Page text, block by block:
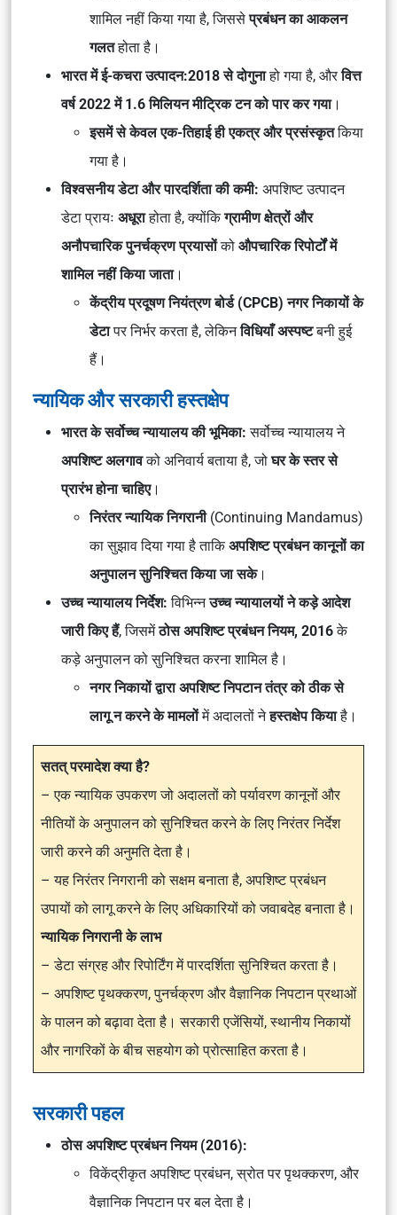
शामिल नहीं किया गया है, जिससेप्रबंधन का आकलन
गलतहोता है।
भारत में ई-कचरा उत्पादन:2018 से दोगुनाहो गया है, औरवित्त
वर्ष 2022 में 1.6 मिलियन मीट्रिक टन को पार कर गया।
इसमें से केवल एक-तिहाई ही एकत्र और प्रसंस्कृतकिया
गया है।
विश्वसनीय डेटा और पारदर्शिता की कमी: अपशिष्ट उत्पादन
डेटा प्रायः अधूराहोता है, क्योंकिग्रामीण क्षेत्रों और
अनौपचारिक पुनर्चक्रण प्रयासोंको औपचारिक रिपोर्टों में
शामिल नहीं किया जाता।
केंद्रीय प्रदूषण नियंत्रण बोर्ड (CPCB) नगर निकायों के
डेटापर निर्भर करता है, लेकिनविधियाँ अस्पष्टबनी हुई
हैं।
न्यायिक और सरकारी हस्तक्षेप
भारत के सर्वोच्च न्यायालय की भूमिका: सर्वोच्च न्यायालय ने
अपशिष्ट अलगावको अनिवार्य बताया है, जोघर के स्तर से
प्रारंभ होना चाहिए।
निरंतर न्यायिक निगरानी(Continuing Mandamus)
का सुझाव दिया गया है ताकिअपशिष्ट प्रबंधन कानूनों का
अनुपालन सुनिश्चित किया जा सके।
उच्च न्यायालय निर्देश: विभिन्नउच्च न्यायालयों ने कड़े आदेश
जारी किए हैं, जिसमेंठोस अपशिष्ट प्रबंधन नियम, 2016के
कड़े अनुपालन को सुनिश्चित करना शामिल है।
नगर निकायों द्वारा अपशिष्ट निपटान तंत्र को ठीक से
लागू न करने के मामलोंमें अदालतों नेहस्तक्षेप कियाहै।
सतत् परमादेश क्या है?
– एक न्यायिक उपकरण जो अदालतों को पर्यावरण कानूनों और
नीतियों के अनुपालन को सुनिश्चित करने के लिए निरंतर निर्देश
जारी करने की अनुमति देता है।
– यह निरंतर निगरानी को सक्षम बनाता है, अपशिष्ट प्रबंधन
उपायों को लागू करने के लिए अधिकारियों को जवाबदेह बनाता है।
न्यायिक निगरानी के लाभ
– डेटा संग्रह और रिपोर्टिंग में पारदर्शिता सुनिश्चित करता है।
– अपशिष्ट पृथक्करण, पुनर्चक्रण और वैज्ञानिक निपटान प्रथाओं
के पालन को बढ़ावा देता है। सरकारी एजेंसियों, स्थानीय निकायों
और नागरिकों के बीच सहयोग को प्रोत्साहित करता है।
सरकारी पहल
ठोस अपशिष्ट प्रबंधन नियम (2016):
विकेंद्रीकृत अपशिष्ट प्रबंधन, स्रोत पर पृथक्करण, और
वैज्ञानिक निपटान पर बल देता है।